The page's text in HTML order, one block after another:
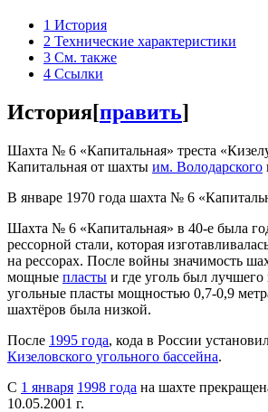
1 История
2 Технические характеристики
3 См. также
4 Ссылки
История[править]
Шахта № 6 «Капитальная» треста
Капитальная от шахты им. Володарского
В январе 1970 года шахта № 6
Шахта № 6 «Капитальная» в 40-е была
рессорной стали, которая
на рессорах. После войны значимость
мощные пласты и где уголь был
угольные пласты мощностью 0,7-0,9
шахтёров была низкой.
После 1995 года, кода в России
Кизеловского угольного бассейна.
С 1 января 1998 года на шахте
10.05.2001 г.